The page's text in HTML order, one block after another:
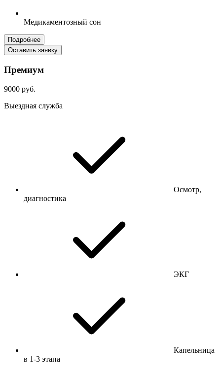
Медикаментозный сон
Подробнее
Оставить заявку
Премиум
9000 руб.
Выездная служба
Осмотр,
диагностика
ЭКГ
Капельница
в 1-3 этапа